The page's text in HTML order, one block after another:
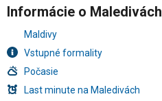
Informácie o Maledivách
Maldivy
Vstupné formality
Počasie
Last minute na Maledivách